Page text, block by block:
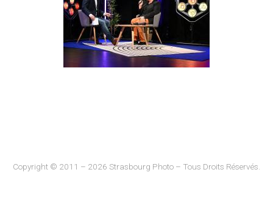
Copyright © 2011 – 2026 Strasbourg Photo – Tous Droits Réservés.